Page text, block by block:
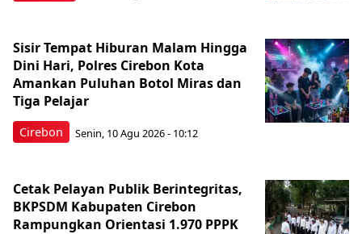
Cirebon
Sisir Tempat Hiburan Malam Hingga
Dini Hari, Polres Cirebon Kota
Amankan Puluhan Botol Miras dan
Tiga Pelajar
Senin, 10 Agu 2026 - 10:12
Cetak Pelayan Publik Berintegritas,
BKPSDM Kabupaten Cirebon
Rampungkan Orientasi 1.970 PPPK